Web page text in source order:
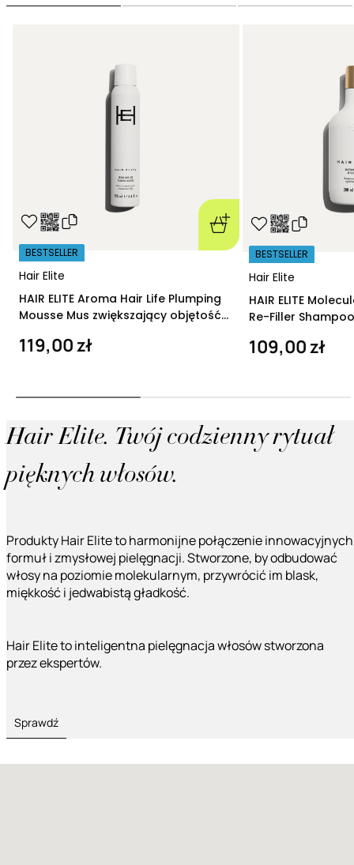
Hair Elite
BESTSELLER
HAIR ELITE Aroma Hair Life Plumping
Mousse Mus zwiększający objętość
119,00 zł
Hair Elite
BESTSELLER
HAIR ELITE
Re-Filler
109,00 zł
Hair Elite. Twój codzienny rytuał
pięknych włosów.
Produkty Hair Elite to harmonijne połączenie innowacyjnych
formuł i zmysłowej pielęgnacji. Stworzone, by odbudować
włosy na poziomie molekularnym, przywrócić im blask,
miękkość i jedwabistą gładkość.
Hair Elite to inteligentna pielęgnacja włosów stworzona
przez ekspertów.
Sprawdź